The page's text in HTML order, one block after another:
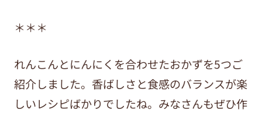
＊＊＊
れんこんとにんにくを合わせたおかずを5つご
紹介しました。香ばしさと食感のバランスが楽
しいレシピばかりでしたね。みなさんもぜひ作